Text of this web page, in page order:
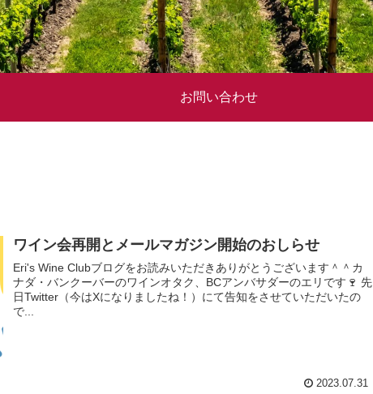
お問い合わせ
ワイン会再開とメールマガジン開始のおしらせ
Eri's Wine Clubブログをお読みいただきありがとうございます＾＾カ
ナダ・バンクーバーのワインオタク、BCアンバサダーのエリです🍷 先
日Twitter（今はXになりましたね！）にて告知をさせていただいたの
で...
2023.07.31